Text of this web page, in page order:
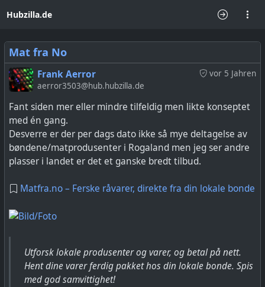
Hubzilla.de
Mat fra No
vor 5 Jahren
Frank Aerror
aerror3503@hub.hubzilla.de
Fant siden mer eller mindre tilfeldig men likte konseptet
med én gang.
Desverre er der per dags dato ikke så mye deltagelse av
bøndene/matprodusenter i Rogaland men jeg ser andre
plasser i landet er det et ganske bredt tilbud.
Matfra.no – Ferske råvarer, direkte fra din lokale bonde
Utforsk lokale produsenter og varer, og betal på nett.
Hent dine varer ferdig pakket hos din lokale bonde. Spis
med god samvittighet!